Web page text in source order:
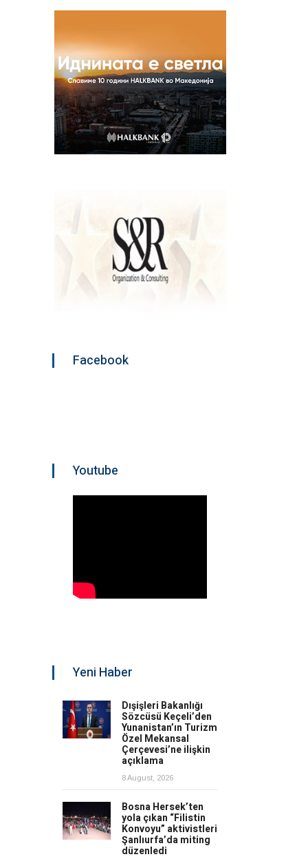
Facebook
Youtube
Yeni Haber
Dışişleri Bakanlığı
Sözcüsü Keçeli’den
Yunanistan’ın Turizm
Özel Mekansal
Çerçevesi’ne ilişkin
açıklama
8 August, 2026
Bosna Hersek’ten
yola çıkan “Filistin
Konvoyu” aktivistleri
Şanlıurfa’da miting
düzenledi